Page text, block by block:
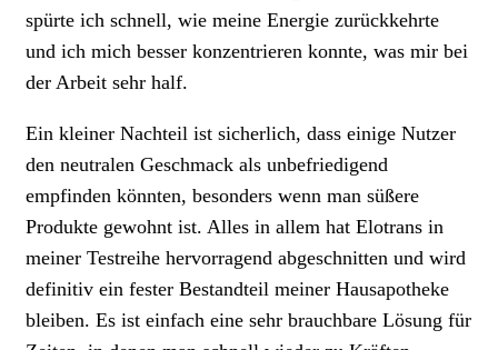
spürte ich schnell, wie meine Energie zurückkehrte
und ich mich besser konzentrieren konnte, was mir bei
der Arbeit sehr half.
Ein kleiner Nachteil ist sicherlich, dass einige Nutzer
den neutralen Geschmack als unbefriedigend
empfinden könnten, besonders wenn man süßere
Produkte gewohnt ist. Alles in allem hat Elotrans in
meiner Testreihe hervorragend abgeschnitten und wird
definitiv ein fester Bestandteil meiner Hausapotheke
bleiben. Es ist einfach eine sehr brauchbare Lösung für